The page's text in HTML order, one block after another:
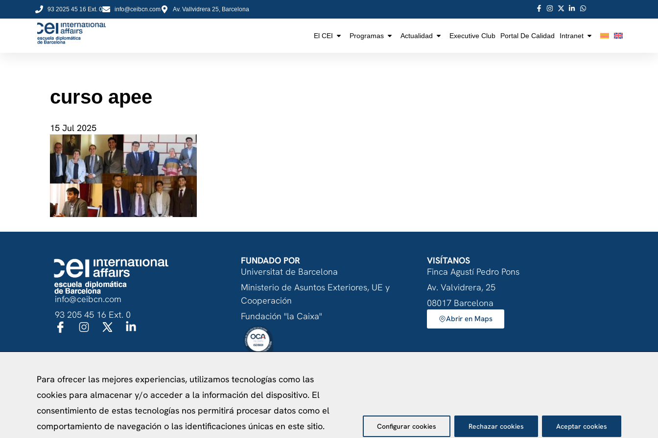
93 2025 45 16 Ext. 0 info@ceibcn.com Av. Vallvidrera 25, Barcelona
El CEI Programas Actualidad Executive Club Portal De Calidad Intranet
curso apee
15 Jul 2025
info@ceibcn.com
93 205 45 16 Ext. 0
FUNDADO POR
Universitat de Barcelona
Ministerio de Asuntos Exteriores, UE y
Cooperación
Fundación "la Caixa"
VISÍTANOS
Finca Agustí Pedro Pons
Av. Valvidrera, 25
08017 Barcelona
Abrir en Maps
©2026 Centro de Estudios Internacionales
Para ofrecer las mejores experiencias, utilizamos tecnologías como las
cookies para almacenar y/o acceder a la información del dispositivo. El
consentimiento de estas tecnologías nos permitirá procesar datos como el
comportamiento de navegación o las identificaciones únicas en este sitio.
Configurar cookies Rechazar cookies Aceptar cookies